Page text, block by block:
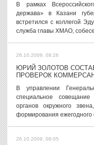
В рамках
держава» в Казани
встретился с коллегой
служба главы ХМАО,
26.10.2009, 08:26
ЮРИЙ ЗОЛОТОВ
ПРОВЕРОК
В управлении
специальное
органов окружного
формирования ежегодного
26.10.2009, 08:05